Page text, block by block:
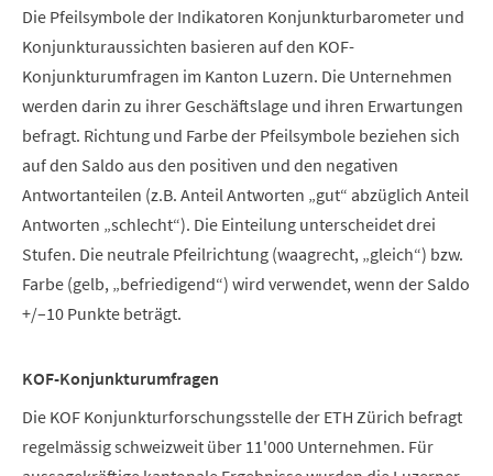
Die Pfeilsymbole der Indikatoren Konjunkturbarometer und
Konjunkturaussichten basieren auf den KOF-
Konjunkturumfragen im Kanton Luzern. Die Unternehmen
werden darin zu ihrer Geschäftslage und ihren Erwartungen
befragt. Richtung und Farbe der Pfeilsymbole beziehen sich
auf den Saldo aus den positiven und den negativen
Antwortanteilen (z.B. Anteil Antworten „gut“ abzüglich Anteil
Antworten „schlecht“). Die Einteilung unterscheidet drei
Stufen. Die neutrale Pfeilrichtung (waagrecht, „gleich“) bzw.
Farbe (gelb, „befriedigend“) wird verwendet, wenn der Saldo
+/–10 Punkte beträgt.
KOF-Konjunkturumfragen
Die KOF Konjunkturforschungsstelle der ETH Zürich befragt
regelmässig schweizweit über 11'000 Unternehmen. Für